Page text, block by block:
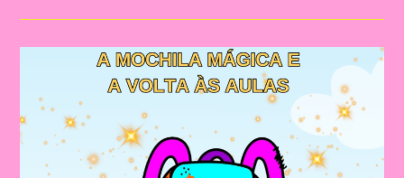
BLOCÃO
RECURSO
INCRÍVEL
NA
EDUCAÇÃO